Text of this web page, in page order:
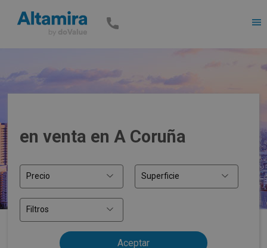
en venta en A Coruña
Precio Superficie
Filtros